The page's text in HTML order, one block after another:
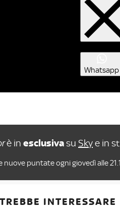
Whatsapp
è in esclusivasu Skye in
nuove puntate ogni giovedì alle
INTERESSARE